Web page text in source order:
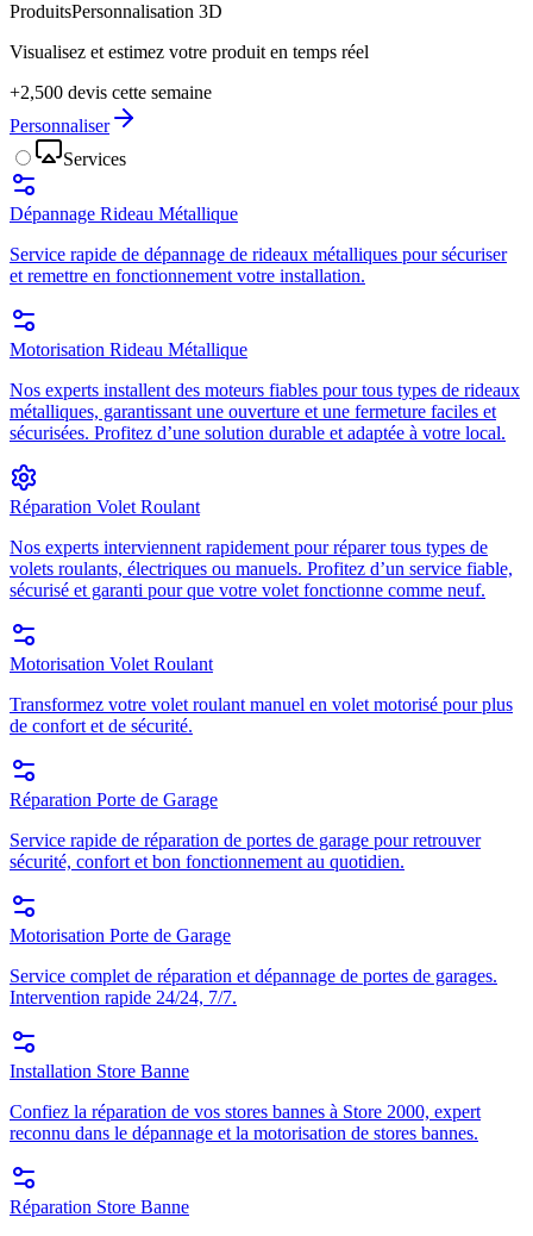
ProduitsPersonnalisation 3D
Visualisez et estimez votre produit en temps réel
+2,500 devis cette semaine
Personnaliser
Services
Dépannage Rideau Métallique
Service rapide de dépannage de rideaux métalliques pour sécuriser
et remettre en fonctionnement votre installation.
Motorisation Rideau Métallique
Nos experts installent des moteurs fiables pour tous types de rideaux
métalliques, garantissant une ouverture et une fermeture faciles et
sécurisées. Profitez d’une solution durable et adaptée à votre local.
Réparation Volet Roulant
Nos experts interviennent rapidement pour réparer tous types de
volets roulants, électriques ou manuels. Profitez d’un service fiable,
sécurisé et garanti pour que votre volet fonctionne comme neuf.
Motorisation Volet Roulant
Transformez votre volet roulant manuel en volet motorisé pour plus
de confort et de sécurité.
Réparation Porte de Garage
Service rapide de réparation de portes de garage pour retrouver
sécurité, confort et bon fonctionnement au quotidien.
Motorisation Porte de Garage
Service complet de réparation et dépannage de portes de garages.
Intervention rapide 24/24, 7/7.
Installation Store Banne
Confiez la réparation de vos stores bannes à Store 2000, expert
reconnu dans le dépannage et la motorisation de stores bannes.
Réparation Store Banne